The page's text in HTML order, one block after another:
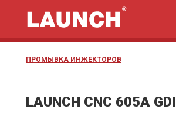
ПРОМЫВКА ИНЖЕКТОРОВ
LAUNCH CNC 605A GDI